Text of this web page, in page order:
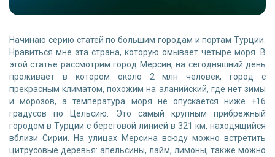
Начинаю серию статей по большим городам и портам Турции.
Нравиться мне эта страна, которую омывает четыре моря. В
этой статье рассмотрим город Мерсин, на сегодняшний день
проживает в котором около 2 млн человек, город с
прекрасным климатом, похожим на аланийский, где нет зимы
и морозов, а температура моря не опускается ниже +16
градусов по Цельсию. Это самый крупным прибрежный
городом в Турции с береговой линией в 321 км, находящийся
вблизи Сирии. На улицах Мерсина всюду можно встретить
цитрусовые деревья: апельсины, лайм, лимоны, также можно